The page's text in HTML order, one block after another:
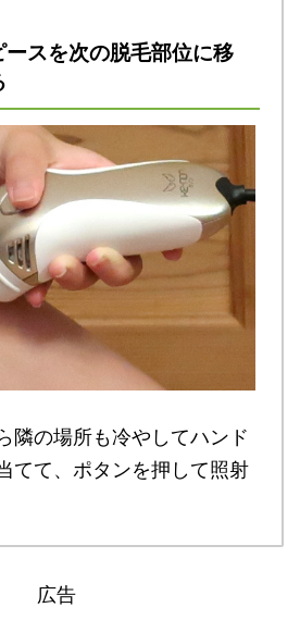
ースを次の脱毛部位に移
隣の場所も冷やしてハンド
てて、ポタンを押して照射
広告